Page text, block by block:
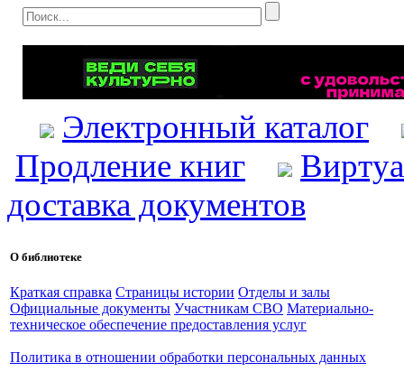
Электронный каталог
Продление книг
доставка документов
О библиотеке
Краткая справка Страницы истории Отделы и залы
Официальные документы Участникам СВО Материально-
техническое обеспечение предоставления услуг
Политика в отношении обработки персональных данных